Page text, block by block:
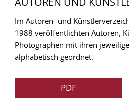
Im Autoren- und
1988 veröffentlichten Autoren,
Photographen mit ihren
alphabetisch geordnet.
PDF